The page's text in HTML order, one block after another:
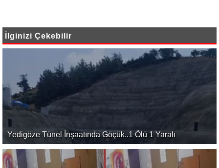
İlginizi Çekebilir
Yedigöze Tünel İnşaatında Göçük..1 Ölü 1 Yaralı